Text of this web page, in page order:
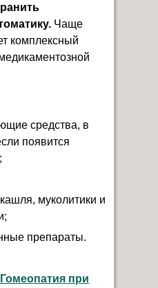
Чаще
комплексный
средства, в
появится
муколитики и
препараты.
Гомеопатия при